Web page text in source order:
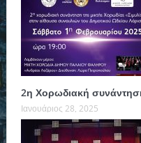
2η Χορωδιακή
Ιανουάριος 28, 2025